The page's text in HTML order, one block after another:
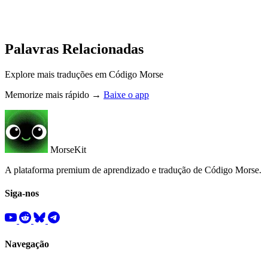
Palavras Relacionadas
Explore mais traduções em Código Morse
Memorize mais rápido → Baixe o app
MorseKit
A plataforma premium de aprendizado e tradução de Código Morse.
Siga-nos
Navegação